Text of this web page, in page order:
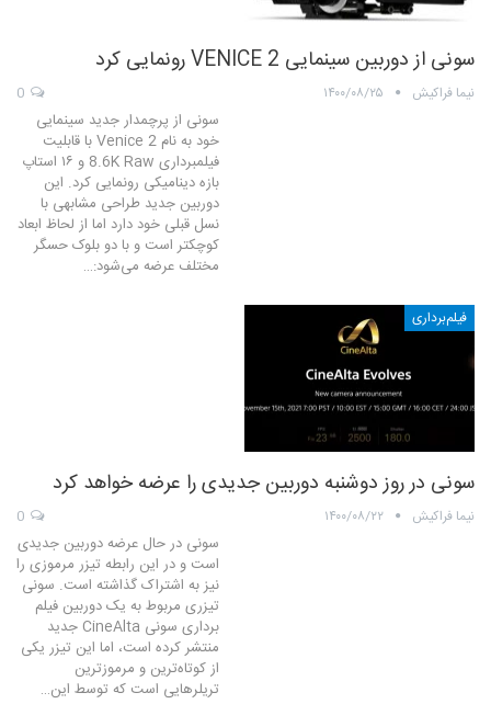
سونی از دوربین سینمایی VENICE 2‌ رونمایی کرد
نیما فراکیش ۱۴۰۰/۰۸/۲۵
سونی از پرچمدار جدید سینمایی
خود به نام Venice 2 با قابلیت
فیلمبرداری 8.6K Raw و ۱۶ استاپ
بازه دینامیکی رونمایی کرد. این
دوربین جدید طراحی مشابهی با
نسل قبلی خود دارد اما از لحاظ ابعاد
کوچکتر است و با دو بلوک حسگر
مختلف عرضه می‌شود:…
فیلم‌برداری
سونی در روز دوشنبه دوربین جدیدی را عرضه خواهد کرد
نیما فراکیش ۱۴۰۰/۰۸/۲۲
سونی در حال عرضه دوربین جدیدی
است و در این رابطه تیزر مرموزی را
نیز به اشتراک گذاشته است. سونی
تیزری مربوط به یک دوربین فیلم
برداری سونی CineAlta جدید
منتشر کرده است، اما این تیزر یکی
از کوتاه‌ترین و مرموزترین
تریلرهایی است که توسط این…